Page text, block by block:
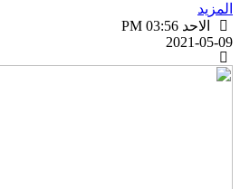
الاحد PM 03:56
2021-05-